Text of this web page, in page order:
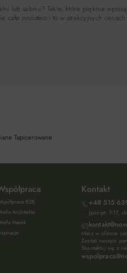
lub salonu? Takie, które pięknie
całe mnóstwo i to w atrakcyjnych
Tapicerowane
B2B
Architekta
Marek
Kontakt
+48 515
(pon-pt: 7-17,
Masz w ofercie
Zostań naszym
Skontaktuj się z